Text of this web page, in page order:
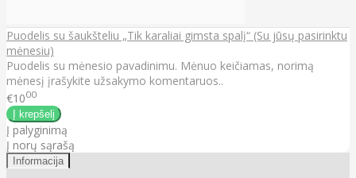
Puodelis su šaukšteliu „Tik karaliai gimsta spalį“ (Su jūsų pasirinktu
mėnesiu)
Puodelis su mėnesio pavadinimu. Mėnuo keičiamas, norimą
mėnesį įrašykite užsakymo komentaruos..
€1000
Į palyginimą
Į norų sąrašą
Informacija